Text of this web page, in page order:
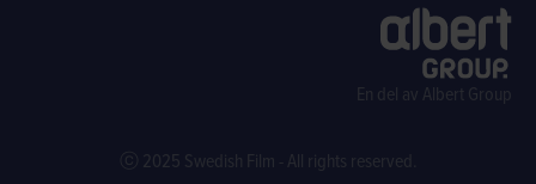
En del av Albert Group
ⓒ 2025 Swedish Film - All rights reserved.